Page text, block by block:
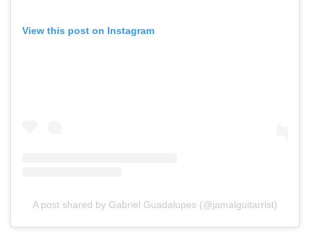
View this post on Instagram
A post shared by Gabriel Guadalupes (@jamalguitarrist)